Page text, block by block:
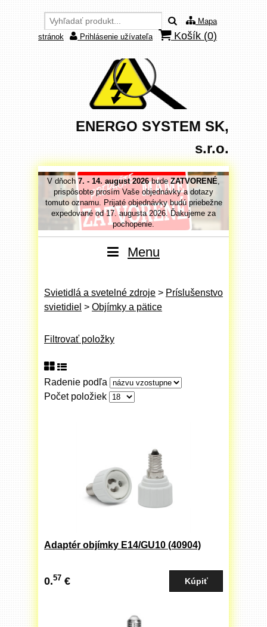
Mapa
stránok
Prihlásenie užívateľa Košík (0)
ENERGO SYSTEM SK,
s.r.o.
,
za
V dňoch 7. - 14. august 2026bude ZATVORENÉ,
prispôsobte prosím Vaše objednávky a dotazy
tomuto oznamu. Prijaté objednávky budú priebežne
expedované od 17. augusta 2026. Ďakujeme za
pochopenie.
V
tomuto
Menu
Svietidlá a svetelné zdroje > Príslušenstvo
svietidiel > Objímky a pätice
Filtrovať položky
Radenie podľa
Počet položiek
Adaptér objímky E14/GU10 (40904)
0.57 €